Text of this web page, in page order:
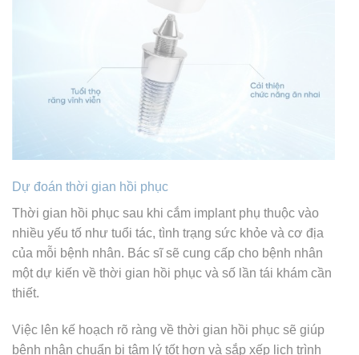
Dự đoán thời gian hồi phục
Thời gian hồi phục sau khi cắm implant phụ thuộc vào
nhiều yếu tố như tuổi tác, tình trạng sức khỏe và cơ địa
của mỗi bệnh nhân. Bác sĩ sẽ cung cấp cho bệnh nhân
một dự kiến về thời gian hồi phục và số lần tái khám cần
thiết.
Việc lên kế hoạch rõ ràng về thời gian hồi phục sẽ giúp
bệnh nhân chuẩn bị tâm lý tốt hơn và sắp xếp lịch trình